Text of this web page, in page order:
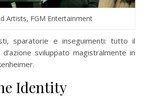
Artists, FGM Entertainment
sparatorie e inseguimenti: tutto il
sviluppato magistralmente in
Identity